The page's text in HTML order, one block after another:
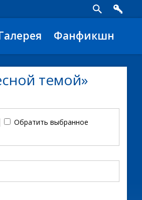
Фанфикшн
темой»
Обратить выбранное